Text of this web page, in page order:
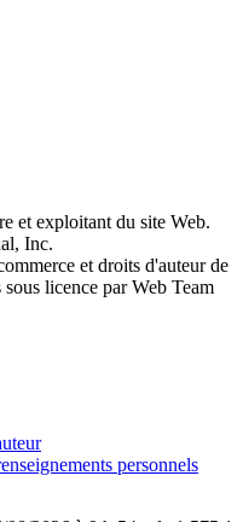
et exploitant du site Web.
Inc.
et droits d'auteur de
licence par Web Team
personnels